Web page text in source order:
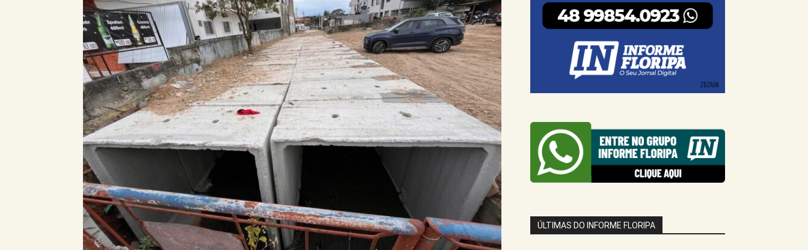
ÚLTIMAS DO INFORME FLORIPA